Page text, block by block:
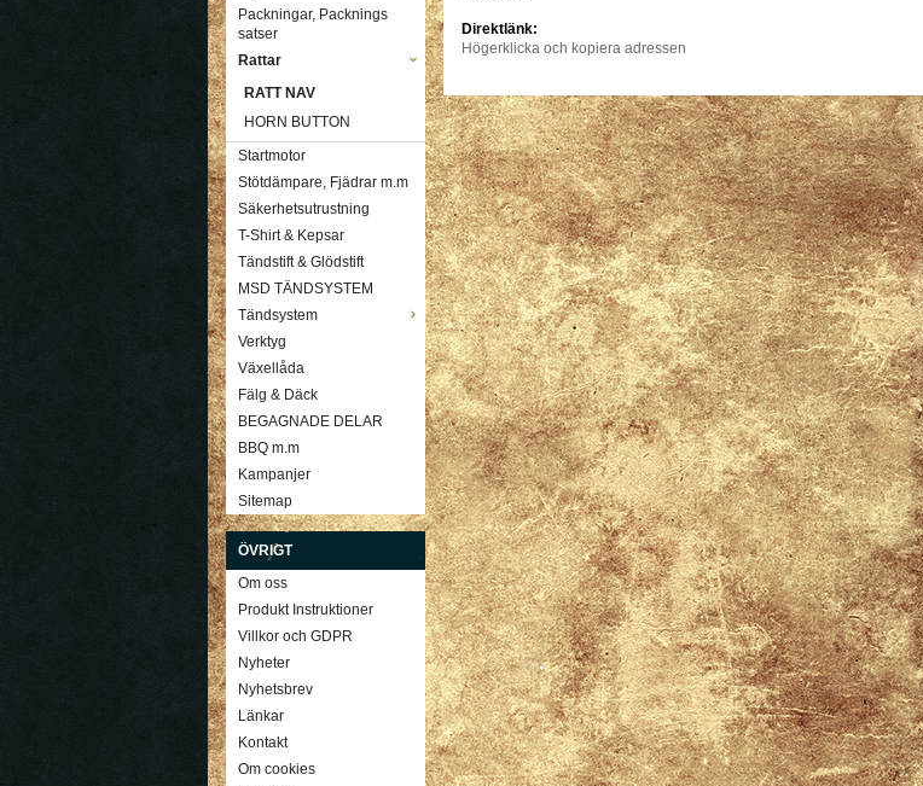
Packningar, Packnings
satser
Rattar
RATT NAV
HORN BUTTON
Startmotor
Stötdämpare, Fjädrar m.m
Säkerhetsutrustning
T-Shirt & Kepsar
Tändstift & Glödstift
MSD TÄNDSYSTEM
Tändsystem
Verktyg
Växellåda
Fälg & Däck
BEGAGNADE DELAR
BBQ m.m
Kampanjer
Sitemap
ÖVRIGT
Om oss
Produkt Instruktioner
Villkor och GDPR
Nyheter
Nyhetsbrev
Länkar
Kontakt
Om cookies
Direktlänk:
Högerklicka och kopiera adressen